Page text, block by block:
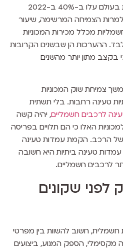
מכירות המכוניות החשמליות בעולם עלו ב-40% ב-2022
למרות הצמיחה המרשימה, שיעור
מכלל מכירות המכוניות
על כ-10% בלבד. ההערכות הן שבשנים הקרובות
מתון יותר מהשנים
צמיחת שוק המכוניות
טעינה רחבות. בלי תשתית
לרכבים חשמליים, יהיה קשה
האלו כי הם תלויים בפריסה
הרכב. הקמת עמדות טעינה
טעינה ביתיות היא חשובה
לרכבים חשמליים.
שקונים
חשוב להשוות בין מפרטי
מקסימלי, הספק המנוע, ביצועים